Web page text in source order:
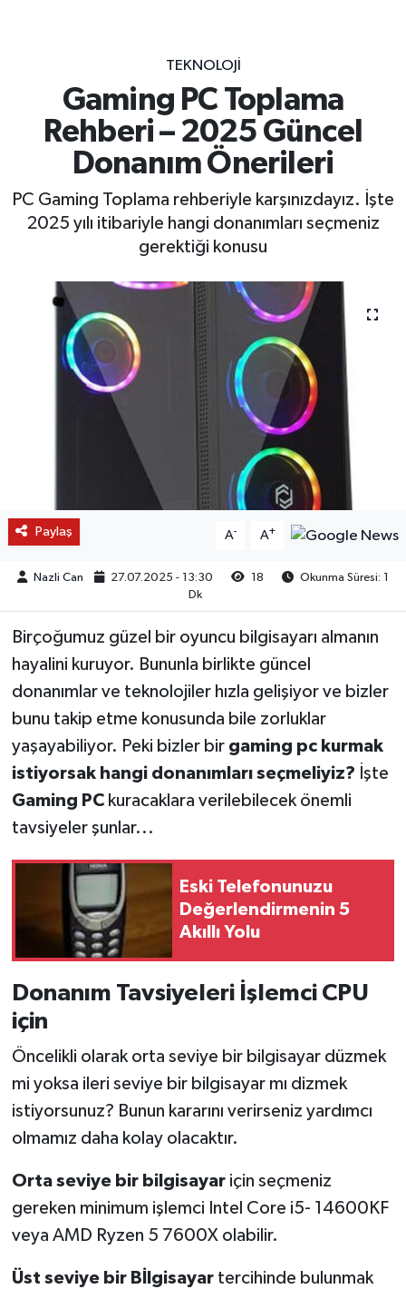
TEKNOLOJI
Gaming PC Toplama
Rehberi – 2025 Güncel
Donanım Önerileri
PC Gaming Toplama rehberiyle karşınızdayız. İşte
2025 yılı itibariyle hangi donanımları seçmeniz
gerektiği konusu
Paylaş A- A+
Nazli Can 27.07.2025 - 13:30 18
Okunma Süresi: 1
Dk
Birçoğumuz güzel bir oyuncu bilgisayarı almanın
hayalini kuruyor. Bununla birlikte güncel
donanımlar ve teknolojiler hızla gelişiyor ve bizler
bunu takip etme konusunda bile zorluklar
yaşayabiliyor. Peki bizler bir gaming pc kurmak
istiyorsak hangi donanımları seçmeliyiz? İşte
Gaming PCkuracaklara verilebilecek önemli
tavsiyeler şunlar...
Eski Telefonunuzu
Değerlendirmenin 5
Akıllı Yolu
Donanım Tavsiyeleri İşlemci CPU
için
Öncelikli olarak orta seviye bir bilgisayar düzmek
mi yoksa ileri seviye bir bilgisayar mı dizmek
istiyorsunuz? Bunun kararını verirseniz yardımcı
olmamız daha kolay olacaktır.
Orta seviye bir bilgisayar için seçmeniz
gereken minimum işlemci Intel Core i5- 14600KF
veya AMD Ryzen 5 7600X olabilir.
Üst seviye bir Bİlgisayartercihinde bulunmak